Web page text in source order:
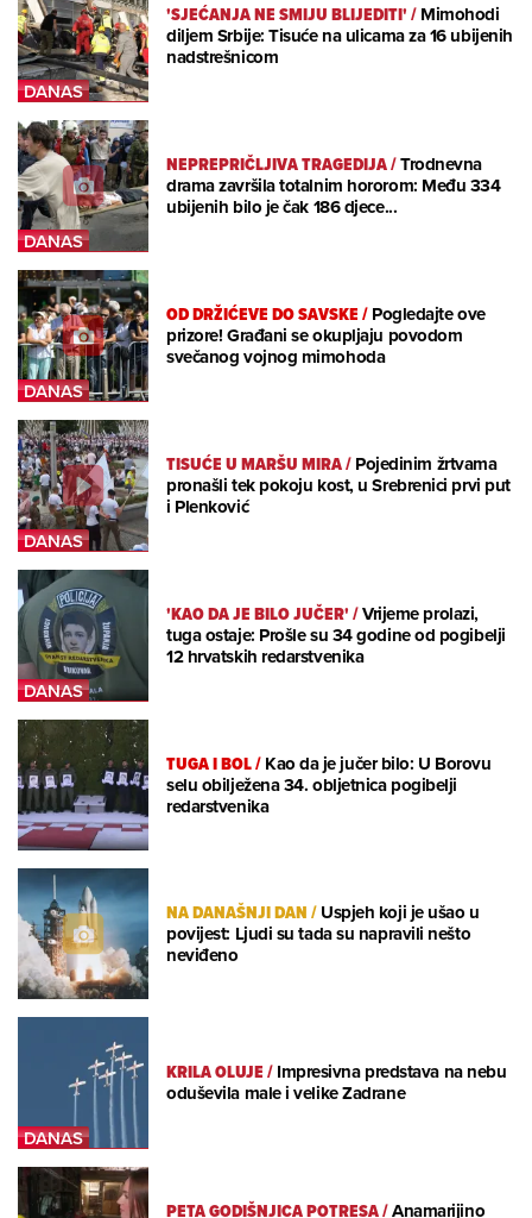
'SJEĆANJA NE SMIJU BLIJEDITI'/Mimohodi
diljem Srbije: Tisuće na ulicama za 16 ubijenih
nadstrešnicom
NEPREPRIČLJIVA TRAGEDIJA/Trodnevna
drama završila totalnim hororom: Među 334
ubijenih bilo je čak 186 djece...
OD DRŽIĆEVE DO SAVSKE/Pogledajte ove
prizore! Građani se okupljaju povodom
svečanog vojnog mimohoda
TISUĆE U MARŠU MIRA/Pojedinim žrtvama
pronašli tek pokoju kost, u Srebrenici prvi put
i Plenković
'KAO DA JE BILO JUČER'/Vrijeme prolazi,
tuga ostaje: Prošle su 34 godine od pogibelji
12 hrvatskih redarstvenika
TUGA I BOL/Kao da je jučer bilo: U Borovu
selu obilježena 34. obljetnica pogibelji
redarstvenika
NA DANAŠNJI DAN/Uspjeh koji je ušao u
povijest: Ljudi su tada su napravili nešto
neviđeno
KRILA OLUJE/Impresivna predstava na nebu
oduševila male i velike Zadrane
PETA GODIŠNJICA POTRESA/Anamarijino